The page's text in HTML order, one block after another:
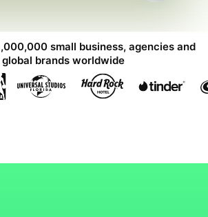
small business, agencies and
brands worldwide